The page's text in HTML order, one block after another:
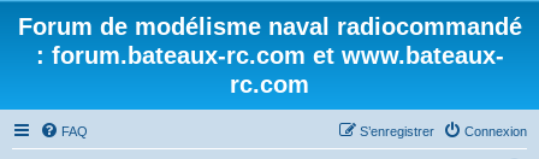
Forum de modélisme naval radiocommandé
: forum.bateaux-rc.com et www.bateaux-
rc.com
FAQ Connexion
S’enregistrer